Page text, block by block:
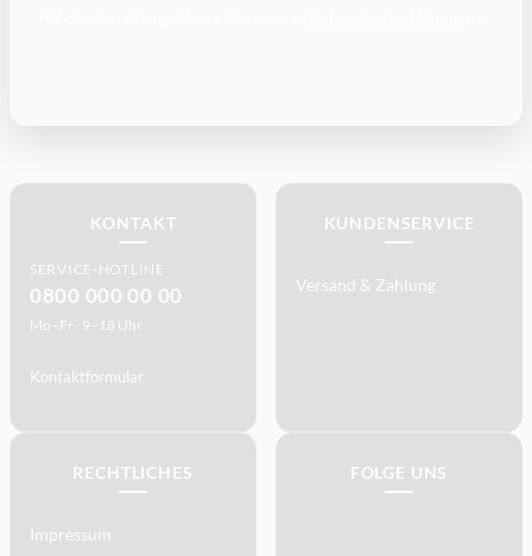
KONTAKT
SERVICE-HOTLINE
0800 000 00 00
Mo–Fr · 9–18 Uhr
Kontaktformular
KUNDENSERVICE
Versand & Zahlung
RECHTLICHES
Impressum
FOLGE UNS